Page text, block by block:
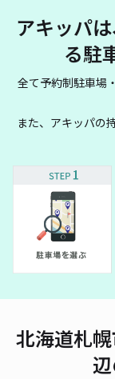
アキッパ
る駐
全て予約制駐車場
また、アキッパの
北海道札